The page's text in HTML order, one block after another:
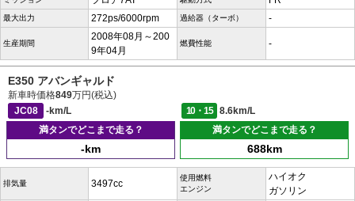
最大出力 272ps/6000rpm 過給器（ターボ） -
生産期間
2008年08月～200
9年04月
燃費性能 -
E350 アバンギャルド
新車時価格849万円(税込)
JC08
-km/L 10・15
8.6km/L
満タンでどこまで走る？
-km
満タンでどこまで走る？
688km
排気量 3497cc
使用燃料
エンジン
ハイオク
ガソリン